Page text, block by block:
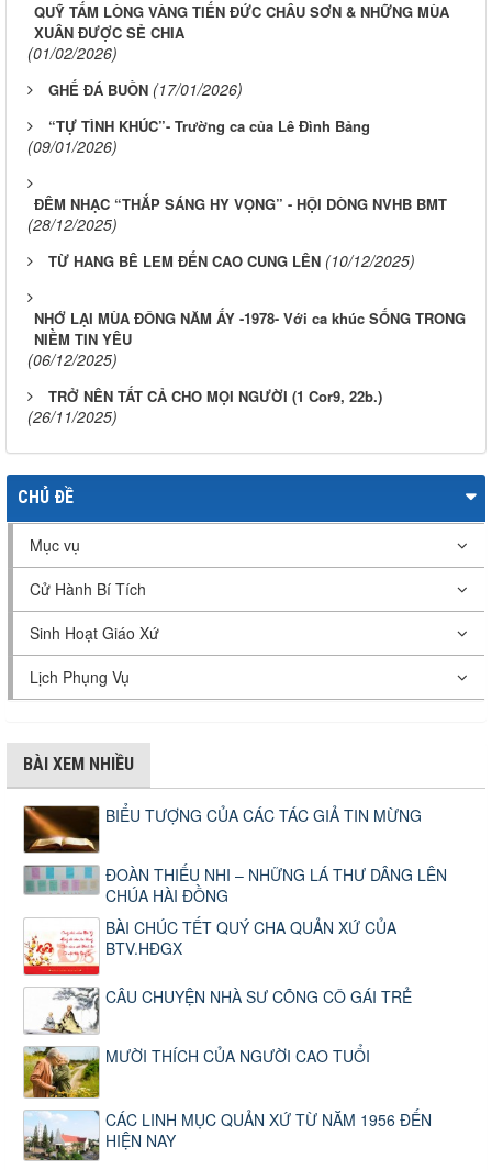
QUỸ TẤM LÒNG VÀNG TIẾN ĐỨC CHÂU SƠN & NHỮNG MÙA
XUÂN ĐƯỢC SẺ CHIA
(01/02/2026)
GHẾ ĐÁ BUỒN (17/01/2026)
“TỰ TÌNH KHÚC”- Trường ca của Lê Đình Bảng
(09/01/2026)
ĐÊM NHẠC “THẮP SÁNG HY VỌNG” - HỘI DÒNG NVHB BMT
(28/12/2025)
TỪ HANG BÊ LEM ĐẾN CAO CUNG LÊN (10/12/2025)
NHỚ LẠI MÙA ĐÔNG NĂM ẤY -1978- Với ca khúc SỐNG TRONG
NIỀM TIN YÊU
(06/12/2025)
TRỞ NÊN TẤT CẢ CHO MỌI NGƯỜI (1 Cor9, 22b.)
(26/11/2025)
CHỦ ĐỀ
Mục vụ
Cử Hành Bí Tích
Sinh Hoạt Giáo Xứ
Lịch Phụng Vụ
BÀI XEM NHIỀU
BIỂU TƯỢNG CỦA CÁC TÁC GIẢ TIN MỪNG
ĐOÀN THIẾU NHI – NHỮNG LÁ THƯ DÂNG LÊN
CHÚA HÀI ĐỒNG
BÀI CHÚC TẾT QUÝ CHA QUẢN XỨ CỦA
BTV.HĐGX
CÂU CHUYỆN NHÀ SƯ CÕNG CÔ GÁI TRẺ
MƯỜI THÍCH CỦA NGƯỜI CAO TUỔI
CÁC LINH MỤC QUẢN XỨ TỪ NĂM 1956 ĐẾN
HIỆN NAY